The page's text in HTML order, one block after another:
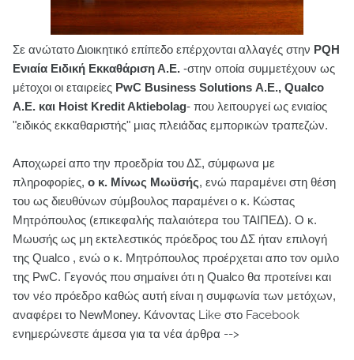
Σε ανώτατο Διοικητικό επίπεδο επέρχονται αλλαγές στην PQH
Ενιαία Ειδική Εκκαθάριση Α.Ε. -στην οποία συμμετέχουν ως
μέτοχοι οι εταιρείες PwC Business Solutions Α.Ε., Qualco
Α.Ε. και Hoist Kredit Aktiebolag- που λειτουργεί ως ενιαίος
"ειδικός εκκαθαριστής" μιας πλειάδας εμπορικών τραπεζών.
Αποχωρεί απο την προεδρία του ΔΣ, σύμφωνα με
πληροφορίες, ο κ. Μίνως Μωϋσής, ενώ παραμένει στη θέση
του ως διευθύνων σύμβουλος παραμένει ο κ. Κώστας
Μητρόπουλος (επικεφαλής παλαιότερα του ΤΑΙΠΕΔ). Ο κ.
Μωυσής ως μη εκτελεστικός πρόεδρος του ΔΣ ήταν επιλογή
της Qualco , ενώ ο κ. Μητρόπουλος προέρχεται απο τον ομιλο
της PwC. Γεγονός που σημαίνει ότι η Qualco θα προτείνει και
τον νέο πρόεδρο καθώς αυτή είναι η συμφωνία των μετόχων,
αναφέρει το NewMoney. Κάνοντας Like στο Facebook
ενημερώνεστε άμεσα για τα νέα άρθρα -->